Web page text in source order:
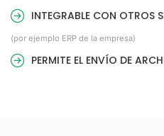
INTEGRABLE CON OTROS
(por ejemplo ERP de la empresa)
PERMITE EL ENVÍO DE